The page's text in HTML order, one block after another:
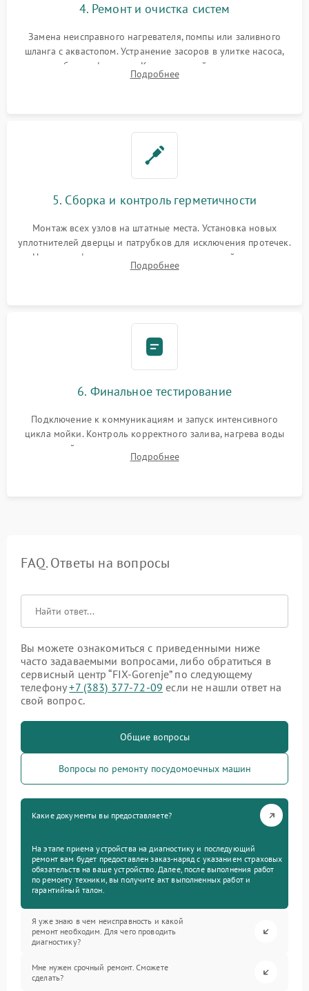
4. Ремонт и очистка систем
Замена неисправного нагревателя, помпы или заливного
шланга с аквастопом. Устранение засоров в улитке насоса,
патрубках и фильтрах. Компонентный ремонт платы
управления, восстановление поврежденной проводки.
Подробнее
5. Сборка и контроль герметичности
Монтаж всех узлов на штатные места. Установка новых
уплотнителей дверцы и патрубков для исключения протечек.
Надежная фиксация хомутов гидравлической системы,
сборка корпуса и установка датчика поплавка.
Подробнее
6. Финальное тестирование
Подключение к коммуникациям и запуск интенсивного
цикла мойки. Контроль корректного залива, нагрева воды
до нужной температуры, отсутствия посторонних шумов,
штатного слива и абсолютной сухости в поддоне.
Подробнее
FAQ. Ответы на вопросы
Вы можете ознакомиться с приведенными ниже
часто задаваемыми вопросами, либо обратиться в
сервисный центр “FIX-Gorenje” по следующему
телефону+7 (383) 377-72-09 если не нашли ответ на
свой вопрос.
Общие вопросы
Вопросы по ремонту посудомоечных машин
Какие документы вы предоставляете?
На этапе приема устройства на диагностику и последующий
ремонт вам будет предоставлен заказ-наряд с указанием страховых
обязательств на ваше устройство. Далее, после выполнения работ
по ремонту техники, вы получите акт выполненных работ и
гарантийный талон.
Я уже знаю в чем неисправность и какой
ремонт необходим. Для чего проводить
диагностику?
Мне нужен срочный ремонт. Сможете
сделать?